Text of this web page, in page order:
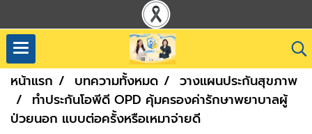
หน้าแรก บทความทั้งหมด
วางแผนประกันสุขภาพ
ทำประกันโอพีดี OPD คุ้มครองค่ารักษาพยาบาลผู้
ป่วยนอก แบบต่อครั้งหรือเหมาจ่ายดี